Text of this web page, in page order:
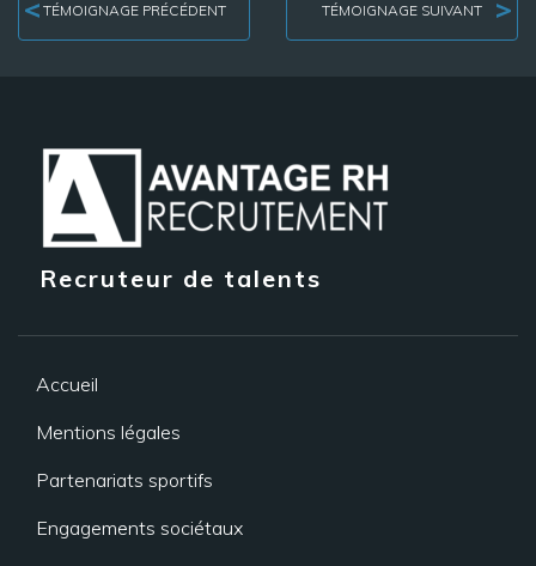
TÉMOIGNAGE PRÉCÉDENT TÉMOIGNAGE SUIVANT
Recruteur de talents
Accueil
Mentions légales
Partenariats sportifs
Engagements sociétaux